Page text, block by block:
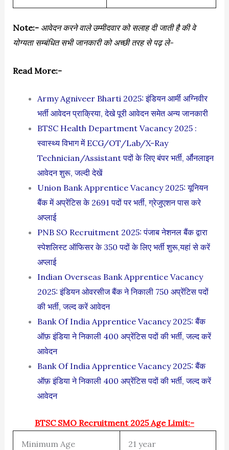
Note:- आवेदन करने वाले उम्मीदवार को सलाह दी जाती है की वे
योग्यता सम्बंधित सभी जानकारी को अच्छी तरह से पढ़ ले-
Read More:-
Army Agniveer Bharti 2025: इंडियन आर्मी अग्निवीर
भर्ती आवेदन प्राक्रिया, देखे पूरी आवेदन समेत अन्य जानकारी
BTSC Health Department Vacancy 2025 :
स्वास्थ्य विभाग में ECG/OT/Lab/X-Ray
Technician/Assistant पदों के लिए बंपर भर्ती, र्ऑनलाइन
आवेदन शुरू, जल्दी देखें
Union Bank Apprentice Vacancy 2025: यूनियन
बैंक में अप्रेंटिस के 2691 पदों पर भर्ती, ग्रेजुएशन पास करे
अप्लाई
PNB SO Recruitment 2025: पंजाब नेशनल बैंक द्वारा
स्पेशलिस्ट ऑफिसर के 350 पदों के लिए भर्ती शुरू,यहां से करें
अप्लाई
Indian Overseas Bank Apprentice Vacancy
2025: इंडियन ओवरसीज बैंक ने निकाली 750 अप्रेंटिस पदों
की भर्ती, जल्द करें आवेदन
Bank Of India Apprentice Vacancy 2025: बैंक
ऑफ़ इंडिया ने निकाली 400 अप्रेंटिस पदों की भर्ती, जल्द करें
आवेदन
Bank Of India Apprentice Vacancy 2025: बैंक
ऑफ़ इंडिया ने निकाली 400 अप्रेंटिस पदों की भर्ती, जल्द करें
आवेदन
BTSC SMO Recruitment 2025 Age Limit:-
Minimum Age 21 year